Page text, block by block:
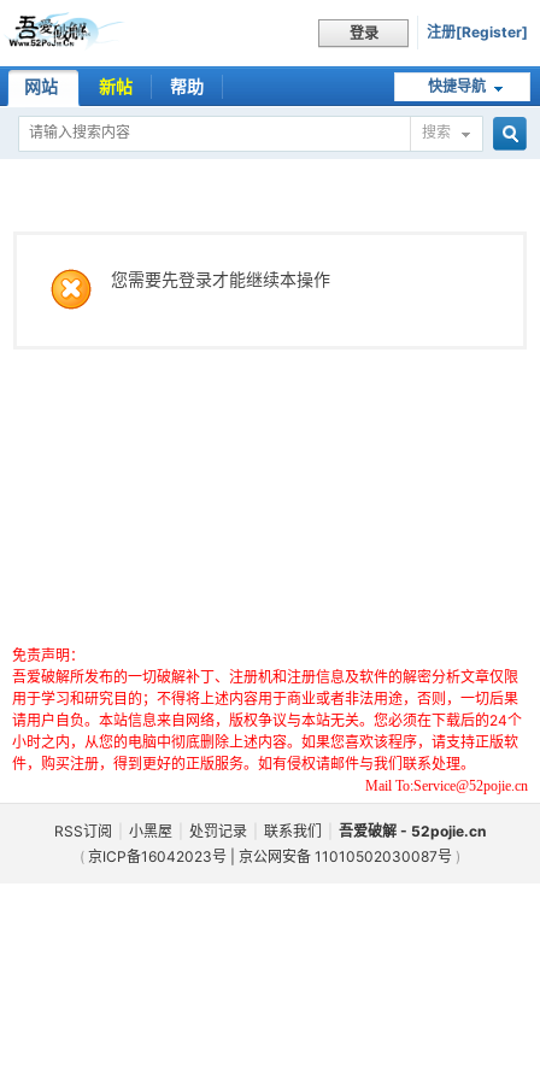
登录 注册[Register]
快捷导航
网站 新帖 帮助
搜索
您需要先登录才能继续本操作
免责声明：
吾爱破解所发布的一切破解补丁、注册机和注册信息及软件的解密分析文章仅限
用于学习和研究目的；不得将上述内容用于商业或者非法用途，否则，一切后果
请用户自负。本站信息来自网络，版权争议与本站无关。您必须在下载后的24个
小时之内，从您的电脑中彻底删除上述内容。如果您喜欢该程序，请支持正版软
件，购买注册，得到更好的正版服务。如有侵权请邮件与我们联系处理。
Mail To:Service@52pojie.cn
RSS订阅 小黑屋 处罚记录 联系我们
吾爱破解 - 52pojie.cn
( 京ICP备16042023号 | 京公网安备 11010502030087号 )